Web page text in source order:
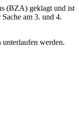
(BZA) geklagt und ist
am 3. und 4.
werden.